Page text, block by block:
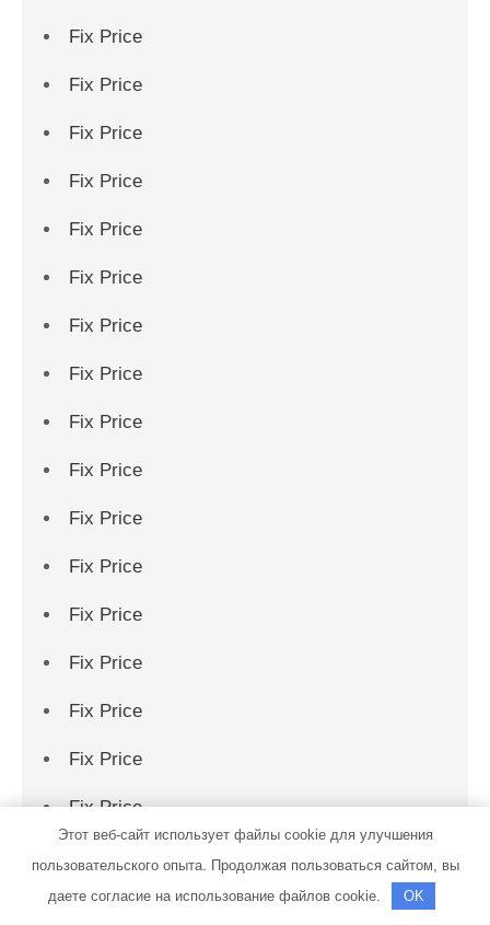
Fix Price
Fix Price
Fix Price
Fix Price
Fix Price
Fix Price
Fix Price
Fix Price
Fix Price
Fix Price
Fix Price
Fix Price
Fix Price
Fix Price
Fix Price
Fix Price
Fix Price
Fix Price
Этот веб-сайт использует файлы cookie для улучшения
пользовательского опыта. Продолжая пользоваться сайтом, вы
даете согласие на использование файлов cookie.
OK